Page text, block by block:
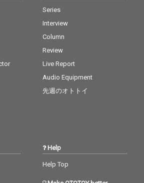
Series
Interview
Column
Review
Live Report
Audio Equipment
先週のオトトイ
Help
Help Top